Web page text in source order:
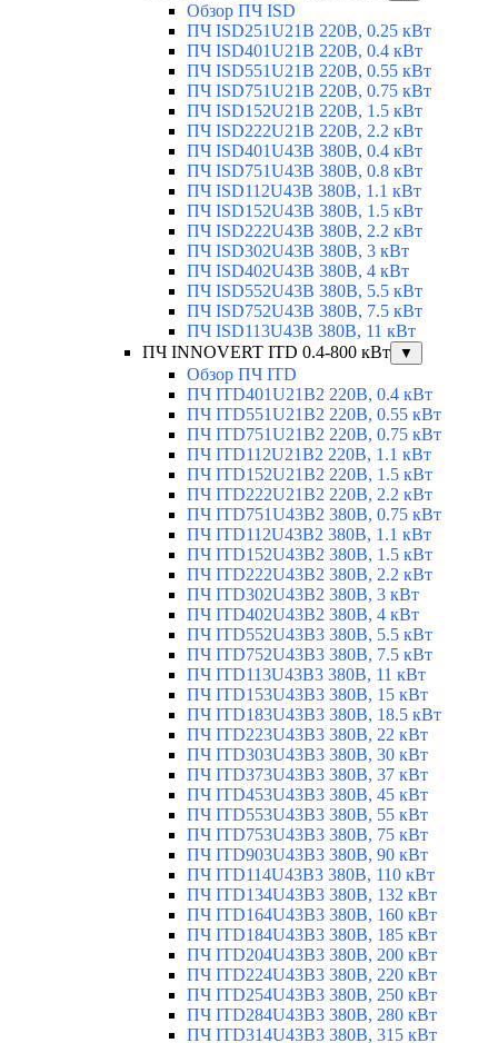
Обзор ПЧ ISD
ПЧ ISD251U21B 220В, 0.25 кВт
ПЧ ISD401U21B 220В, 0.4 кВт
ПЧ ISD551U21B 220В, 0.55 кВт
ПЧ ISD751U21B 220В, 0.75 кВт
ПЧ ISD152U21B 220В, 1.5 кВт
ПЧ ISD222U21B 220В, 2.2 кВт
ПЧ ISD401U43B 380В, 0.4 кВт
ПЧ ISD751U43B 380В, 0.8 кВт
ПЧ ISD112U43B 380В, 1.1 кВт
ПЧ ISD152U43B 380В, 1.5 кВт
ПЧ ISD222U43B 380В, 2.2 кВт
ПЧ ISD302U43B 380В, 3 кВт
ПЧ ISD402U43B 380В, 4 кВт
ПЧ ISD552U43B 380В, 5.5 кВт
ПЧ ISD752U43B 380В, 7.5 кВт
ПЧ ISD113U43B 380В, 11 кВт
ПЧ INNOVERT ITD 0.4-800 кВт
▼
Обзор ПЧ ITD
ПЧ ITD401U21B2 220В, 0.4 кВт
ПЧ ITD551U21B2 220В, 0.55 кВт
ПЧ ITD751U21B2 220В, 0.75 кВт
ПЧ ITD112U21B2 220В, 1.1 кВт
ПЧ ITD152U21B2 220В, 1.5 кВт
ПЧ ITD222U21B2 220В, 2.2 кВт
ПЧ ITD751U43B2 380В, 0.75 кВт
ПЧ ITD112U43B2 380В, 1.1 кВт
ПЧ ITD152U43B2 380В, 1.5 кВт
ПЧ ITD222U43B2 380В, 2.2 кВт
ПЧ ITD302U43B2 380В, 3 кВт
ПЧ ITD402U43B2 380В, 4 кВт
ПЧ ITD552U43B3 380В, 5.5 кВт
ПЧ ITD752U43B3 380В, 7.5 кВт
ПЧ ITD113U43B3 380В, 11 кВт
ПЧ ITD153U43B3 380В, 15 кВт
ПЧ ITD183U43B3 380В, 18.5 кВт
ПЧ ITD223U43B3 380В, 22 кВт
ПЧ ITD303U43B3 380В, 30 кВт
ПЧ ITD373U43B3 380В, 37 кВт
ПЧ ITD453U43B3 380В, 45 кВт
ПЧ ITD553U43B3 380В, 55 кВт
ПЧ ITD753U43B3 380В, 75 кВт
ПЧ ITD903U43B3 380В, 90 кВт
ПЧ ITD114U43B3 380В, 110 кВт
ПЧ ITD134U43B3 380В, 132 кВт
ПЧ ITD164U43B3 380В, 160 кВт
ПЧ ITD184U43B3 380В, 185 кВт
ПЧ ITD204U43B3 380В, 200 кВт
ПЧ ITD224U43B3 380В, 220 кВт
ПЧ ITD254U43B3 380В, 250 кВт
ПЧ ITD284U43B3 380В, 280 кВт
ПЧ ITD314U43B3 380В, 315 кВт